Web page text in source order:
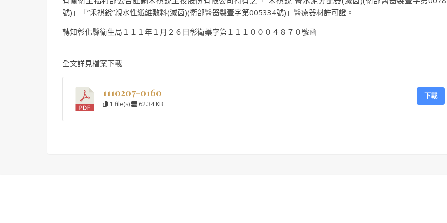
號)」「”禾祺銳”親水性纖維敷料(滅菌)(衛部醫器製壹字第005334號)」醫療器材許可證。
轉知彰化縣衛生局１１１年１月２６日彰衛藥字第１１１０００４８７０號函
全文詳見檔案下載
1110207-0160
1 file(s) 62.34 KB
下載